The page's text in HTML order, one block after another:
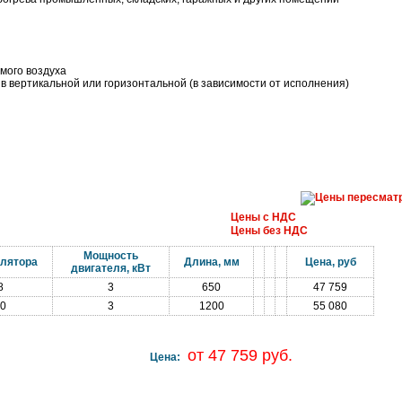
воздуха
или горизонтальной (в зависимости от исполнения)
Цены с НДС
Цены без НДС
Мощность
двигателя, кВт
Длина, мм
Цена, руб
3 650
47 759
3 1200 55 080
Цена: от 47 759 руб.